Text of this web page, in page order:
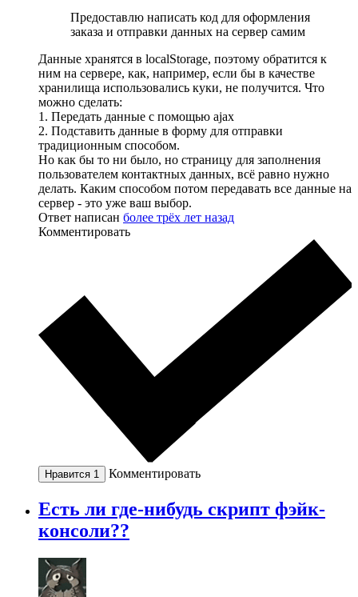
Предоставлю написать код для оформления
заказа и отправки данных на сервер самим
Данные хранятся в localStorage, поэтому обратится к
ним на сервере, как, например, если бы в качестве
хранилища использовались куки, не получится. Что
можно сделать:
1. Передать данные с помощью ajax
2. Подставить данные в форму для отправки
традиционным способом.
Но как бы то ни было, но страницу для заполнения
пользователем контактных данных, всё равно нужно
делать. Каким способом потом передавать все данные на
сервер - это уже ваш выбор.
Ответ написан более трёх лет назад
Комментировать
Нравится 1 Комментировать
Есть ли где-нибудь скрипт фэйк-
консоли??